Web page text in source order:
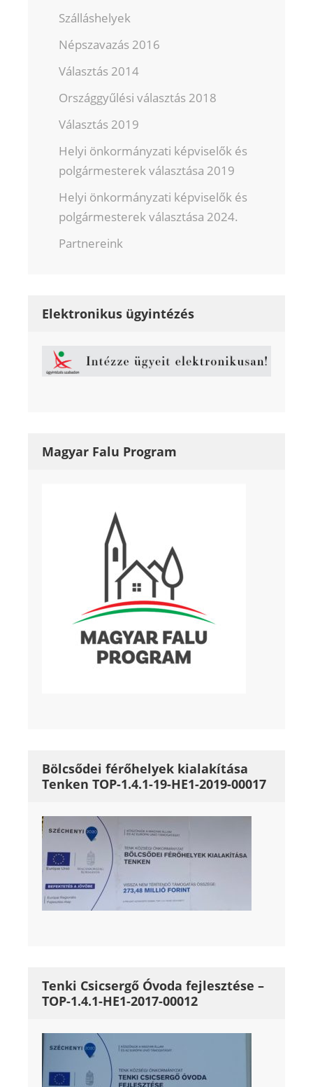
Szálláshelyek
Népszavazás 2016
Választás 2014
Országgyűlési választás 2018
Választás 2019
Helyi önkormányzati képviselők és
polgármesterek választása 2019
Helyi önkormányzati képviselők és
polgármesterek választása 2024.
Partnereink
Elektronikus ügyintézés
Magyar Falu Program
Bölcsődei férőhelyek kialakítása
Tenken TOP-1.4.1-19-HE1-2019-00017
Tenki Csicsergő Óvoda fejlesztése –
TOP-1.4.1-HE1-2017-00012